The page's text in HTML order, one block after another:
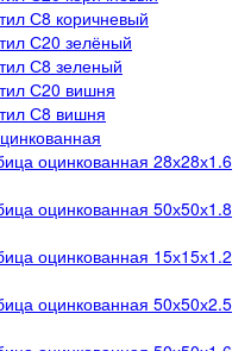
С8 коричневый
С20 зелёный
С8 зеленый
С20 вишня
С8 вишня
оцинкованная 28х28х1.6
оцинкованная 50х50х1.8
оцинкованная 15х15х1.2
оцинкованная 50х50х2.5